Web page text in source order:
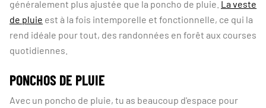
généralement plus ajustée que la poncho de pluie. La veste
de pluie est à la fois intemporelle et fonctionnelle, ce qui la
rend idéale pour tout, des randonnées en forêt aux courses
quotidiennes.
PONCHOS DE PLUIE
Avec un poncho de pluie, tu as beaucoup d'espace pour